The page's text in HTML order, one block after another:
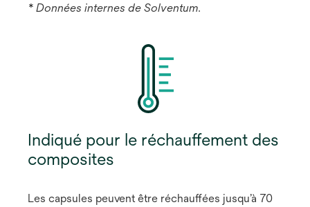
* Données internes de Solventum.
Indiqué pour le réchauffement des
composites
Les capsules peuvent être réchauffées jusqu’à 70